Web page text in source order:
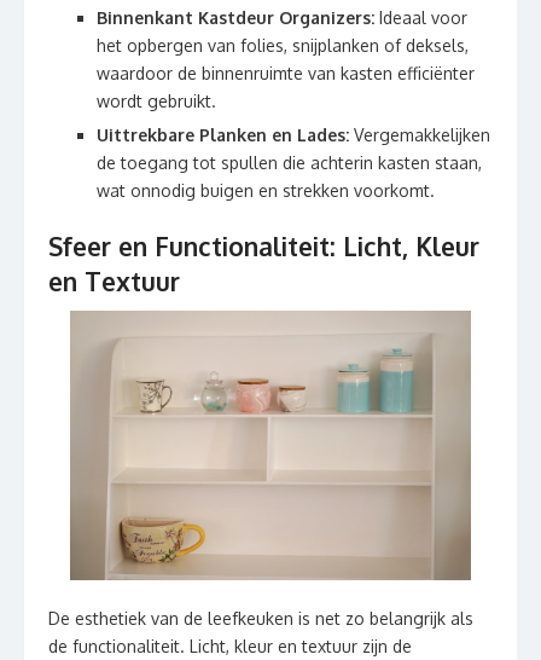
Binnenkant Kastdeur Organizers: Ideaal voor
het opbergen van folies, snijplanken of deksels,
waardoor de binnenruimte van kasten efficiënter
wordt gebruikt.
Uittrekbare Planken en Lades: Vergemakkelijken
de toegang tot spullen die achterin kasten staan,
wat onnodig buigen en strekken voorkomt.
Sfeer en Functionaliteit: Licht, Kleur
en Textuur
De esthetiek van de leefkeuken is net zo belangrijk als
de functionaliteit. Licht, kleur en textuur zijn de